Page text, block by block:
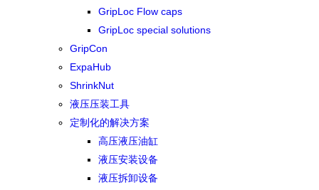
GripLoc Flow caps
GripLoc special solutions
GripCon
ExpaHub
ShrinkNut
液压压装工具
定制化的解决方案
高压液压油缸
液压安装设备
液压拆卸设备